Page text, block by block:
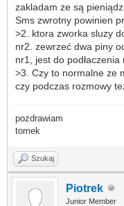
zakladam ze są
Sms zwrotny powinien
>2. ktora zworka sluzy
nr2. zewrzeć dwa piny
nr1, jest do
>3. Czy to normalne ze
czy podczas rozmowy
pozdrawiam
tomek
Szukaj
Piotrek
Junior Member